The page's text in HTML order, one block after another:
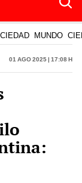
MUNDO
01 Ago 2025 | 17:08 h